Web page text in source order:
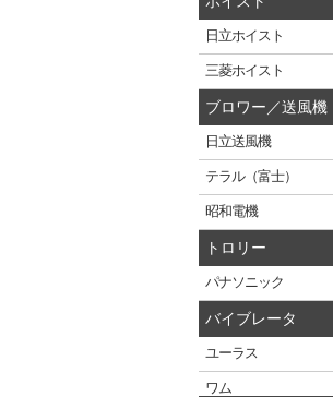
日立ホイスト
三菱ホイスト
ブロワー／送風機
日立送風機
テラル（富士）
昭和電機
トロリー
パナソニック
バイブレータ
ユーラス
ワム